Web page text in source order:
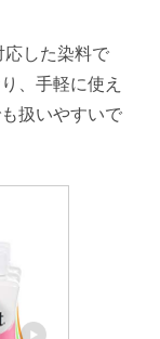
応した染料で
、手軽に使え
扱いやすいで